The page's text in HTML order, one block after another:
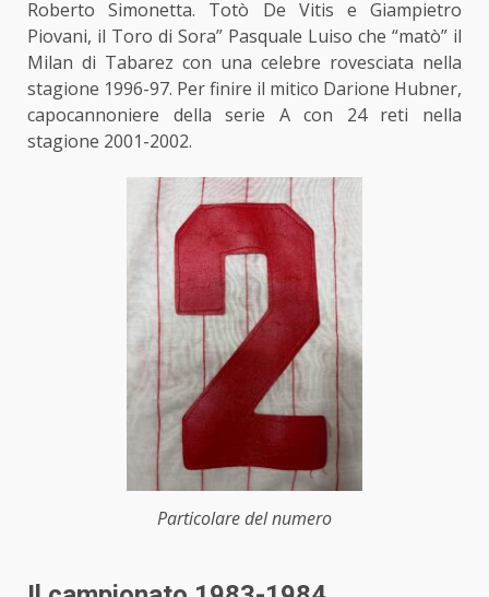
Roberto Simonetta. Totò De Vitis e Giampietro
Piovani, il Toro di Sora” Pasquale Luiso che “matò” il
Milan di Tabarez con una celebre rovesciata nella
stagione 1996-97. Per finire il mitico Darione Hubner,
capocannoniere della serie A con 24 reti nella
stagione 2001-2002.
Particolare del numero